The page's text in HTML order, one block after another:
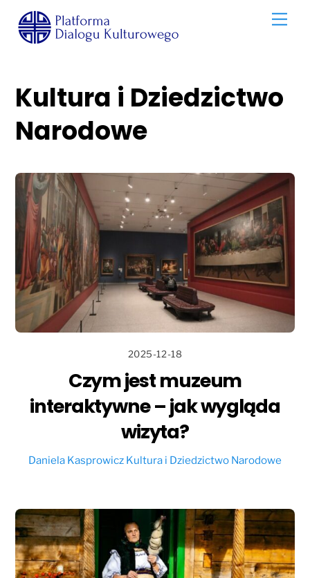
Kultura i Dziedzictwo
Narodowe
2025-12-18
Czym jest muzeum
interaktywne – jak wygląda
wizyta?
Daniela Kasprowicz Kultura i Dziedzictwo Narodowe